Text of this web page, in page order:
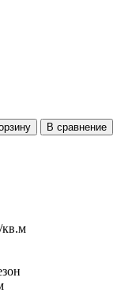
В сравнение
кв.м